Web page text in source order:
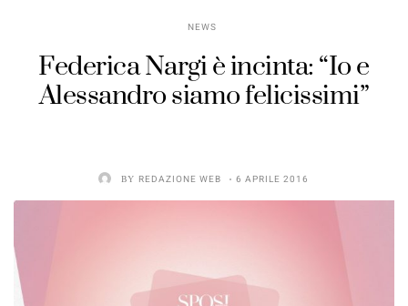
NEWS
Federica Nargi è incinta: “Io e
Alessandro siamo felicissimi”
BY REDAZIONE WEB 6 APRILE 2016